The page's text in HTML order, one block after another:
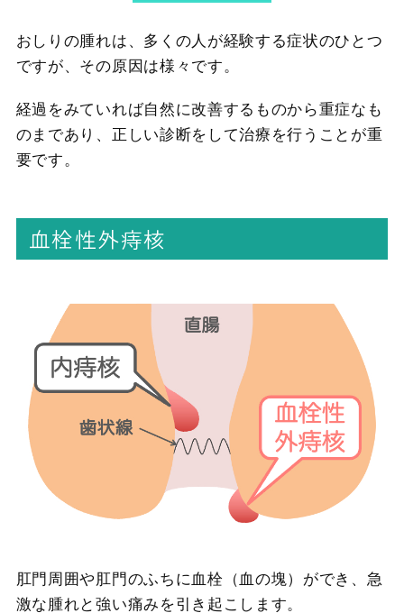
おしりの腫れは、多くの人が経験する症状のひとつ
ですが、その原因は様々です。
経過をみていれば自然に改善するものから重症なも
のまであり、正しい診断をして治療を行うことが重
要です。
血栓性外痔核
肛門周囲や肛門のふちに血栓（血の塊）ができ、急
激な腫れと強い痛みを引き起こします。